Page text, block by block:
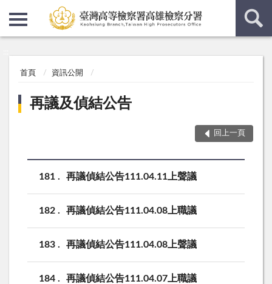
首頁 資訊公開
再議及偵結公告
回上一頁
181 再議偵結公告111.04.11上聲議
182 再議偵結公告111.04.08上職議
183 再議偵結公告111.04.08上聲議
184 再議偵結公告111.04.07上職議